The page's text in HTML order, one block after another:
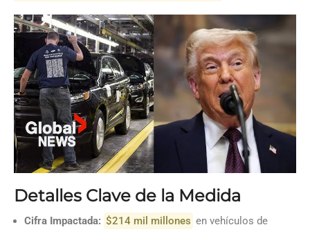
Detalles Clave de la Medida
Cifra Impactada: $214 mil millones en vehículos de